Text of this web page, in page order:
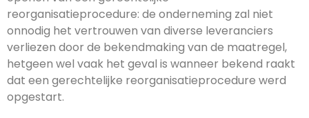
reorganisatieprocedure: de onderneming zal niet
onnodig het vertrouwen van diverse leveranciers
verliezen door de bekendmaking van de maatregel,
hetgeen wel vaak het geval is wanneer bekend raakt
dat een gerechtelijke reorganisatieprocedure werd
opgestart.